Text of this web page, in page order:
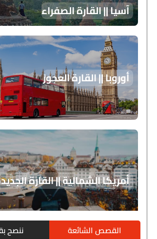
آسيا || القارة الصفراء
أوروبا || القارة العجوز
أمريكا الشمالية || القارة
القصص الشائعة ننصح